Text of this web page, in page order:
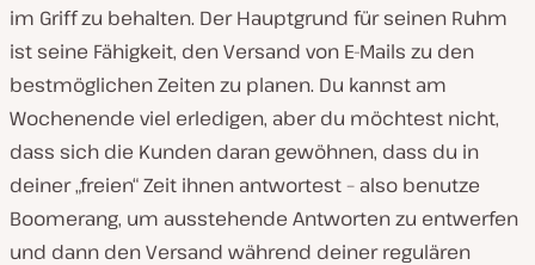
im Griff zu behalten. Der Hauptgrund für seinen Ruhm
ist seine Fähigkeit, den Versand von E-Mails zu den
bestmöglichen Zeiten zu planen. Du kannst am
Wochenende viel erledigen, aber du möchtest nicht,
dass sich die Kunden daran gewöhnen, dass du in
deiner „freien“ Zeit ihnen antwortest – also benutze
Boomerang, um ausstehende Antworten zu entwerfen
und dann den Versand während deiner regulären